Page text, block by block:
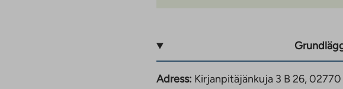
Adress: Kirjanpitäjänkuja 3 B 26,